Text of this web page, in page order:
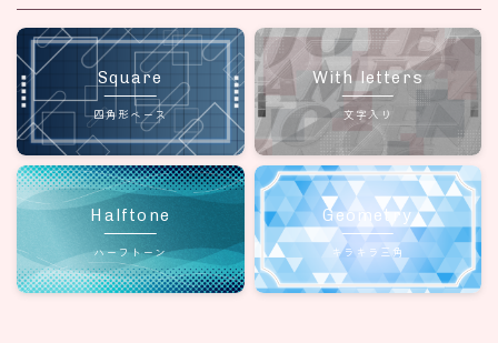
四角形ベース
Square
文字入り
With letters
ハーフトーン
Halftone
キラキラ三角
Geometry